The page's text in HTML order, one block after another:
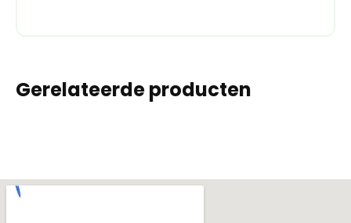
Gerelateerde producten